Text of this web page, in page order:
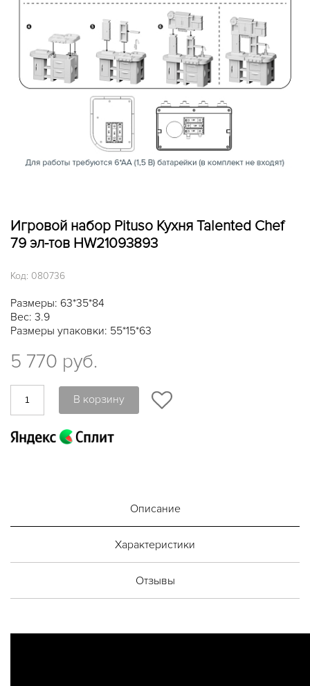
Игровой набор Pituso Кухня Talented Chef
79 эл-тов HW21093893
Код: 080736
Размеры: 63*35*84
Вес: 3.9
Размеры упаковки: 55*15*63
5 770 руб.
В корзину
Описание
Характеристики
Отзывы